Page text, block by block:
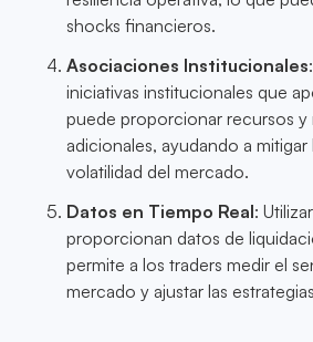
shocks financieros.
Asociaciones Institucionales
iniciativas institucionales que
puede proporcionar recursos
adicionales, ayudando a
volatilidad del mercado.
Datos en Tiempo Real:
proporcionan datos de
permite a los traders medir el
mercado y ajustar las